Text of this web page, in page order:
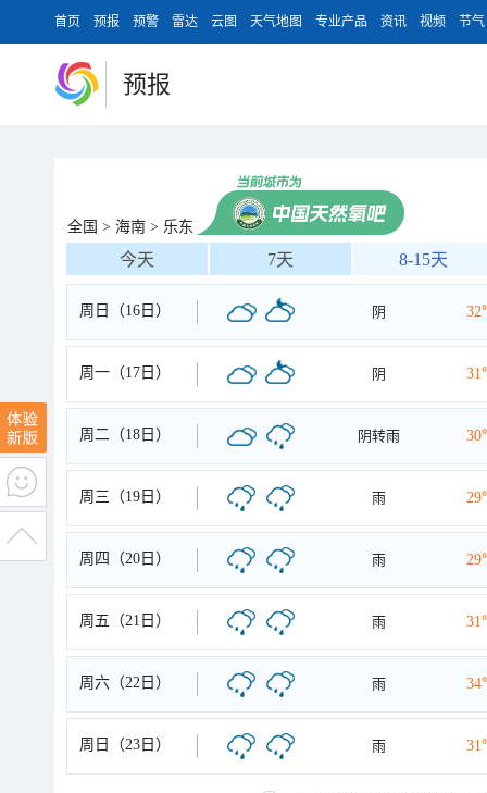
首页 预报 预警 雷达 云图 天气地图 专业产品 资讯 视频 节气
预报
全国 > 海南 > 乐东
今天 7天 8-15天
周日（16日） 阴
周一（17日） 阴
周二（18日） 阴转雨
周三（19日） 雨
周四（20日） 雨
周五（21日） 雨
周六（22日） 雨
周日（23日） 雨